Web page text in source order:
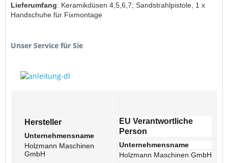
Lieferumfang: Keramikdüsen 4,5,6,7; Sandstrahlpistole, 1 x
Handschuhe für Fixmontage
Unser Service für Sie
Hersteller
Unternehmensname
Holzmann Maschinen
GmbH
EU Verantwortliche
Person
Unternehmensname
Holzmann Maschinen GmbH